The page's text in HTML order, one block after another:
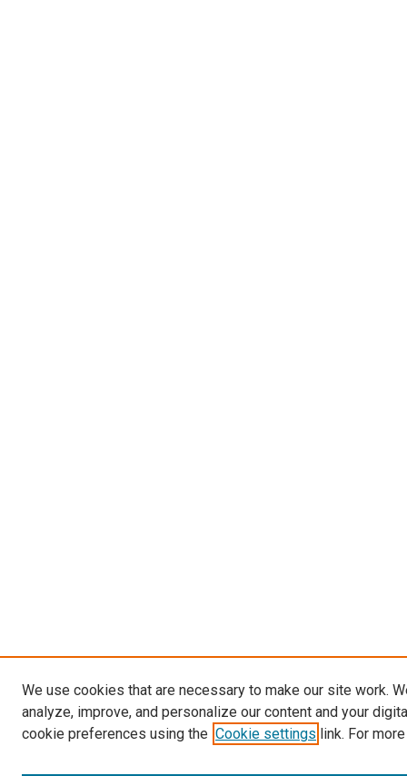
We use cookies that are necessary to make our site work.
analyze, improve, and personalize our content and your
cookie preferences using the Cookie settings link. For